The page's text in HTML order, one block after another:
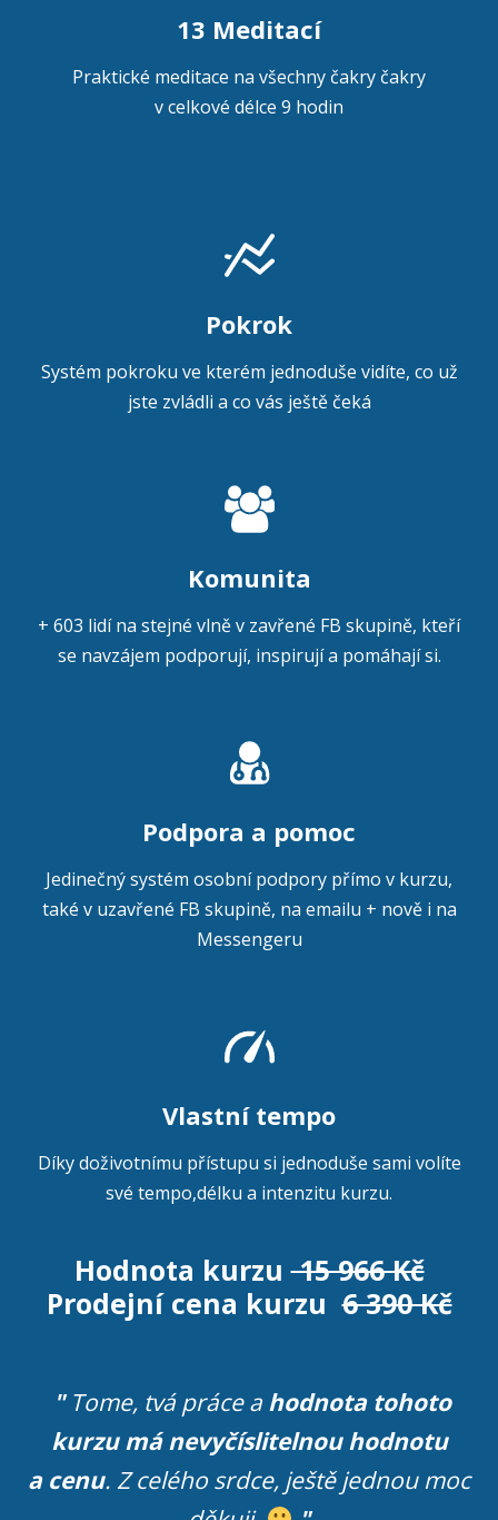
13 Meditací
Praktické meditace na všechny čakry čakry
v celkové délce 9 hodin
Pokrok
Systém pokroku ve kterém jednoduše vidíte, co už
jste zvládli a co vás ještě čeká
Komunita
+ 603 lidí na stejné vlně v zavřené FB skupině, kteří
se navzájem podporují, inspirují a pomáhají si.
Podpora a pomoc
Jedinečný systém osobní podpory přímo v kurzu,
také v uzavřené FB skupině, na emailu + nově i na
Messengeru
Vlastní tempo
Díky doživotnímu přístupu si jednoduše sami volíte
své tempo,délku a intenzitu kurzu.
Hodnota kurzu15 966 Kč
Prodejní cena kurzu 6 390 Kč
"Tome, tvá práce a hodnota tohoto
kurzu má nevyčíslitelnou hodnotu
a cenu. Z celého srdce, ještě jednou moc